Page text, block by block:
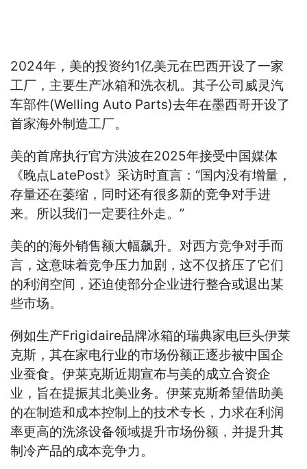
2024年，美的投资约1亿美元在巴西开设了一家
工厂，主要生产冰箱和洗衣机。其子公司威灵汽
车部件(Welling Auto Parts)去年在墨西哥开设了
首家海外制造工厂。
美的首席执行官方洪波在2025年接受中国媒体
《晚点LatePost》采访时直言：“国内没有增量，
存量还在萎缩，同时还有很多新的竞争对手进
来。所以我们一定要往外走。”
美的的海外销售额大幅飙升。对西方竞争对手而
言，这意味着竞争压力加剧，这不仅挤压了它们
的利润空间，还迫使部分企业进行整合或退出某
些市场。
例如生产Frigidaire品牌冰箱的瑞典家电巨头伊莱
克斯，其在家电行业的市场份额正逐步被中国企
业蚕食。伊莱克斯近期宣布与美的成立合资企
业，旨在提振其北美业务。伊莱克斯希望借助美
的在制造和成本控制上的技术专长，力求在利润
率更高的洗涤设备领域提升市场份额，并提升其
制冷产品的成本竞争力。